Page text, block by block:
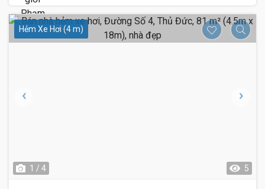
Hẻm Xe Hơi (4 m)
1 / 4 5